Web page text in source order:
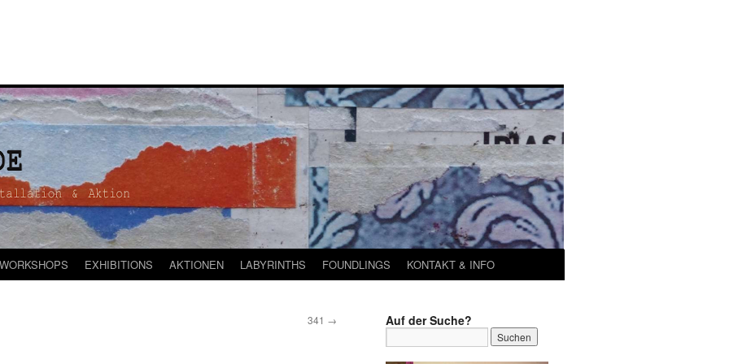
WORKSHOPS EXHIBITIONS AKTIONEN LABYRINTHS FOUNDLINGS KONTAKT & INFO
341 → Auf der Suche?